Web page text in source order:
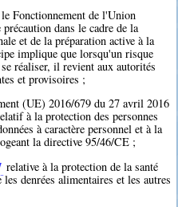
Fonctionnement de l'Union
dans le cadre de la
et de la préparation active à la
implique que lorsqu'un risque
réaliser, il revient aux autorités
et provisoires ;
(UE) 2016/679 du 27 avril 2016
à la protection des personnes
à caractère personnel et à la
la directive 95/46/CE ;
relative à la protection de la santé
denrées alimentaires et les autres